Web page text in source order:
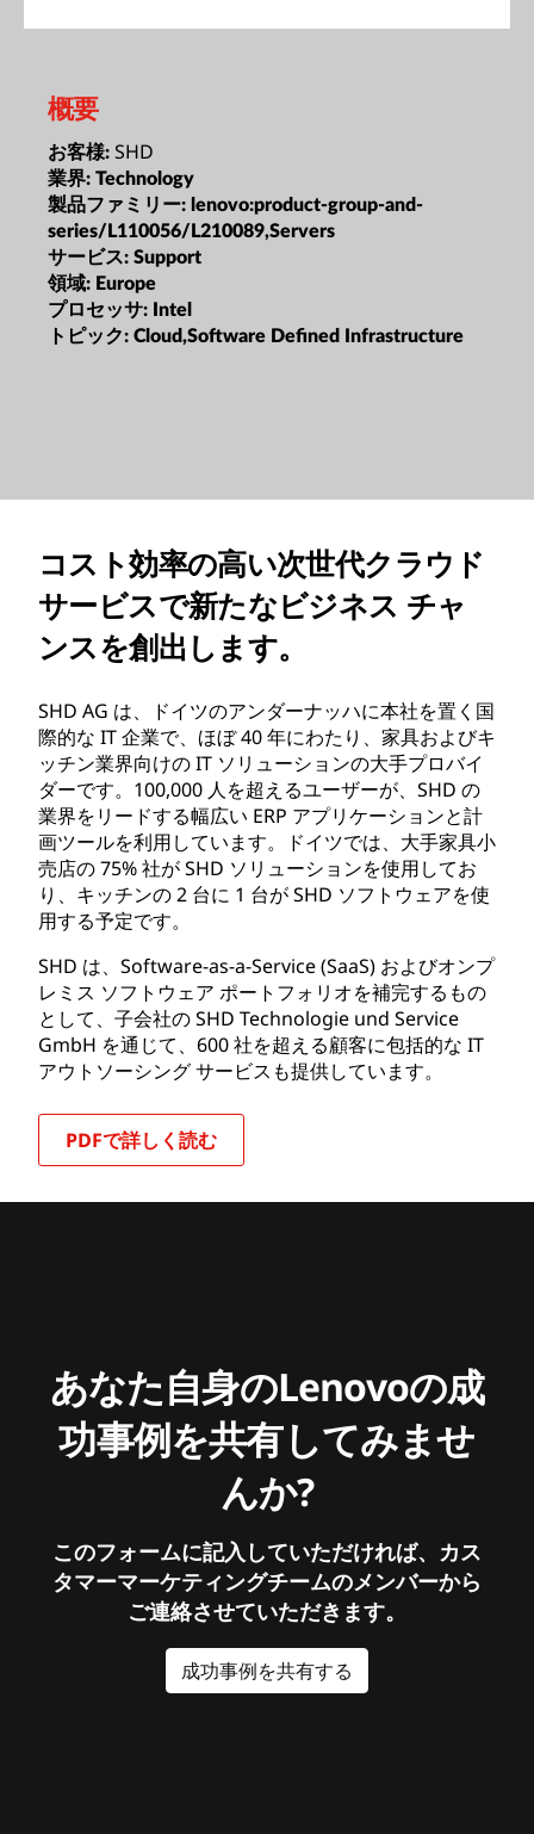
概要
お客様: SHD
業界: Technology
製品ファミリー: lenovo:product-group-and-
series/L110056/L210089,Servers
サービス: Support
領域: Europe
プロセッサ: Intel
トピック: Cloud,Software Defined Infrastructure
コスト効率の高い次世代クラウド
サービスで新たなビジネス チャ
ンスを創出します。
SHD AG は、ドイツのアンダーナッハに本社を置く国
際的な IT 企業で、ほぼ 40 年にわたり、家具およびキ
ッチン業界向けの IT ソリューションの大手プロバイ
ダーです。100,000 人を超えるユーザーが、SHD の
業界をリードする幅広い ERP アプリケーションと計
画ツールを利用しています。ドイツでは、大手家具小
売店の 75% 社が SHD ソリューションを使用してお
り、キッチンの 2 台に 1 台が SHD ソフトウェアを使
用する予定です。
SHD は、Software-as-a-Service (SaaS) およびオンプ
レミス ソフトウェア ポートフォリオを補完するもの
として、子会社の SHD Technologie und Service
GmbH を通じて、600 社を超える顧客に包括的な IT
アウトソーシング サービスも提供しています。
PDFで詳しく読む
あなた自身のLenovoの成
功事例を共有してみませ
んか?
このフォームに記入していただければ、カス
タマーマーケティングチームのメンバーから
ご連絡させていただきます。
成功事例を共有する